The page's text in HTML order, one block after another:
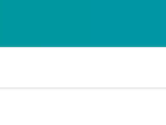
Laetitia